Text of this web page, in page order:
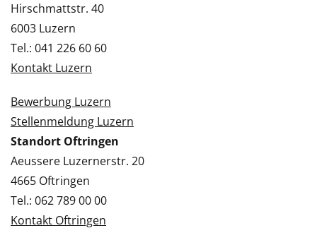
Hirschmattstr. 40
6003 Luzern
Tel.: 041 226 60 60
Kontakt Luzern
Bewerbung Luzern
Stellenmeldung Luzern
Standort Oftringen
Aeussere Luzernerstr. 20
4665 Oftringen
Tel.: 062 789 00 00
Kontakt Oftringen